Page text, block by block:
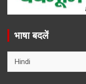
भाषा बदलें